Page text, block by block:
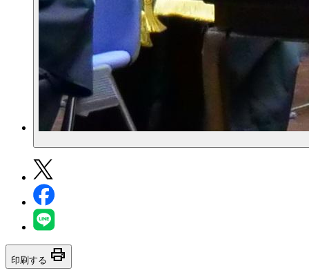
印刷する print